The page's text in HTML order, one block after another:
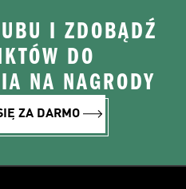
I ZDOBĄDŹ
DO
NA NAGRODY
ZA DARMO